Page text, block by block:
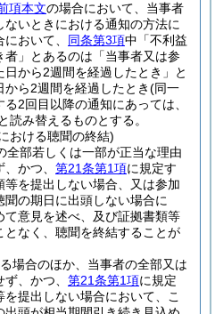
項本文の場合において、当事者
いときにおける通知の方法に
において、 同条第3項中「不利益
」とあるのは「当事者又は参
から2週間を経過したとき」と
ら2週間を経過したとき(同一
2回目以降の通知にあっては、
読み替えるものとする。
おける聴聞の終結)
全部若しくは一部が正当な理由
かつ、 第21条第1項に規定す
を提出しない場合、又は参加
聞の期日に出頭しない場合に
て意見を述べ、及び証拠書類等
となく、聴聞を終結することが
場合のほか、当事者の全部又は
、かつ、 第21条第1項に規定
提出しない場合において、こ